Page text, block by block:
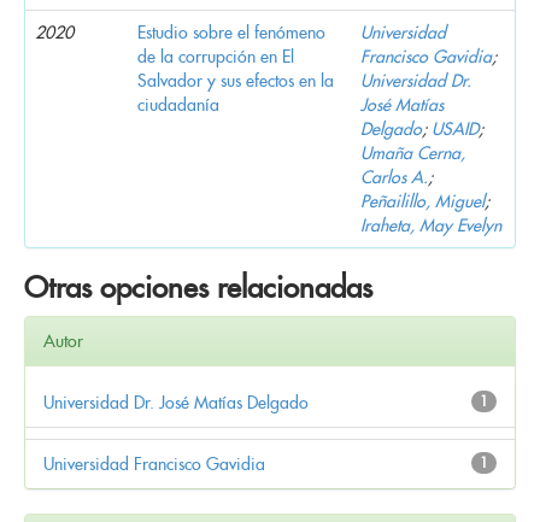
2020
Estudio sobre el fenómeno
de la corrupción en El
Salvador y sus efectos en la
ciudadanía
Universidad
Francisco Gavidia;
Universidad Dr.
José Matías
Delgado; USAID;
Umaña Cerna,
Carlos A.;
Peñailillo, Miguel;
Iraheta, May Evelyn
Otras opciones relacionadas
Autor
1
Universidad Dr. José Matías Delgado
1
Universidad Francisco Gavidia